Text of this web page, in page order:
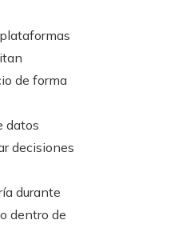
de forma
datos
decisiones
durante
dentro de